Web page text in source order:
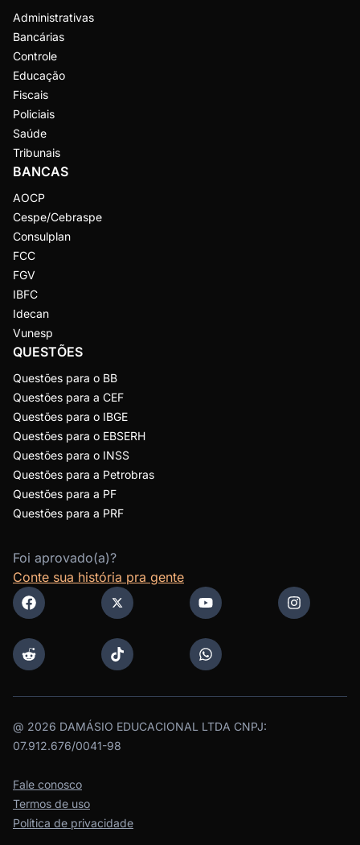
Administrativas
Bancárias
Controle
Educação
Fiscais
Policiais
Saúde
Tribunais
BANCAS
AOCP
Cespe/Cebraspe
Consulplan
FCC
FGV
IBFC
Idecan
Vunesp
QUESTÕES
Questões para o BB
Questões para a CEF
Questões para o IBGE
Questões para o EBSERH
Questões para o INSS
Questões para a Petrobras
Questões para a PF
Questões para a PRF
Foi aprovado(a)?
Conte sua história pra gente
@ 2026 DAMÁSIO EDUCACIONAL LTDA CNPJ:
07.912.676/0041-98
Fale conosco
Termos de uso
Política de privacidade